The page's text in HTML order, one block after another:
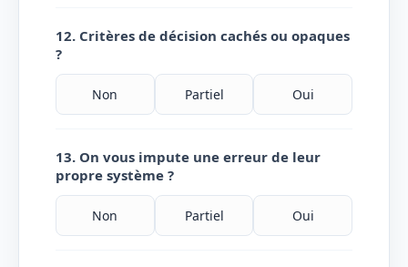
12. Critères de décision cachés ou opaques
?
Non Partiel Oui
13. On vous impute une erreur de leur
propre système ?
Non Partiel Oui